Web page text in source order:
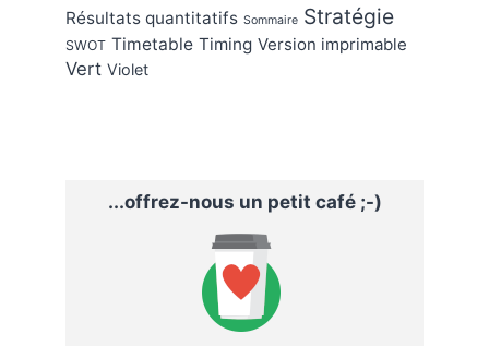
Résultats quantitatifs Sommaire Stratégie
SWOT Timetable Timing Version imprimable
Vert Violet
...offrez-nous un petit café ;-)